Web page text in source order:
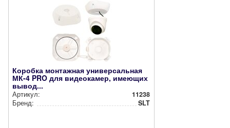
Коробка монтажная универсальная
МК-4 PRO для видеокамер, имеющих
вывод...
Артикул:
11238
Бренд:
SLT